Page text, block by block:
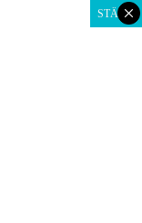
STÄNG
×